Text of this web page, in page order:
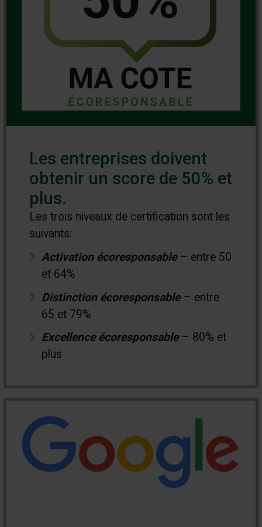
Les entreprises doivent
obtenir un score de 50% et
plus.
Les trois niveaux de certification sont les
suivants:
Activation écoresponsable– entre 50
et 64%
Distinction écoresponsable– entre
65 et 79%
Excellence écoresponsable– 80% et
plus